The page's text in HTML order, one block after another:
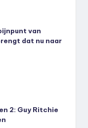
van
dat nu naar
2: Guy Ritchie